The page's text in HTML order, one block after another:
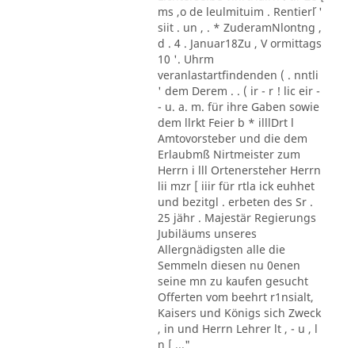
ms ,o de leulmituim . Rentier´l '
siit . un , . * ZuderamNlontng ,
d . 4 . Januar18Zu , V ormittags
10 '. Uhrm
veranlastartfindenden ( . nntli
' dem Derem . . ( ir - r ! lic eir -
- u. a. m. für ihre Gaben sowie
dem llrkt Feier b * illlDrt l
Amtovorsteber und die dem
Erlaubmß Nirtmeister zum
Herrn i lll Ortenersteher Herrn
lii mzr [ iiir für rtla ick euhhet
und bezitgl . erbeten des Sr .
25 jähr . Majestär Regierungs
Jubiläums unseres
Allergnädigsten alle die
Semmeln diesen nu 0enen
seine mn zu kaufen gesucht
Offerten vom beehrt r1nsialt,
Kaisers und Königs sich Zweck
, in und Herrn Lehrer lt , - u , l
n [ ..."